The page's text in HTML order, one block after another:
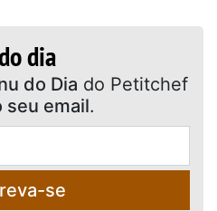
dia
do Dia do Petitchef
seu email.
se